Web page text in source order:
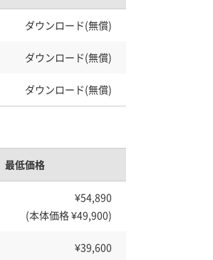
ダウンロード(無償)
ダウンロード(無償)
ダウンロード(無償)
最低価格
¥54,890
(本体価格 ¥49,900)
¥39,600